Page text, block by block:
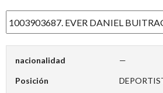
nacionalidad —
Posición